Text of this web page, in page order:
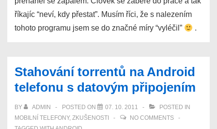
říkajíc “neví, kdy přestat”. Musím říci, že s nalezením
tohoto programu jsem se do značné míry “vyléčil”
.
Stahování torrentů na Android
telefonu s datovým připojením
BY ADMIN POSTED ON 07. 10. 2011
POSTED IN
MOBILNÍ TELEFONY, ZKUŠENOSTI
NO COMMENTS